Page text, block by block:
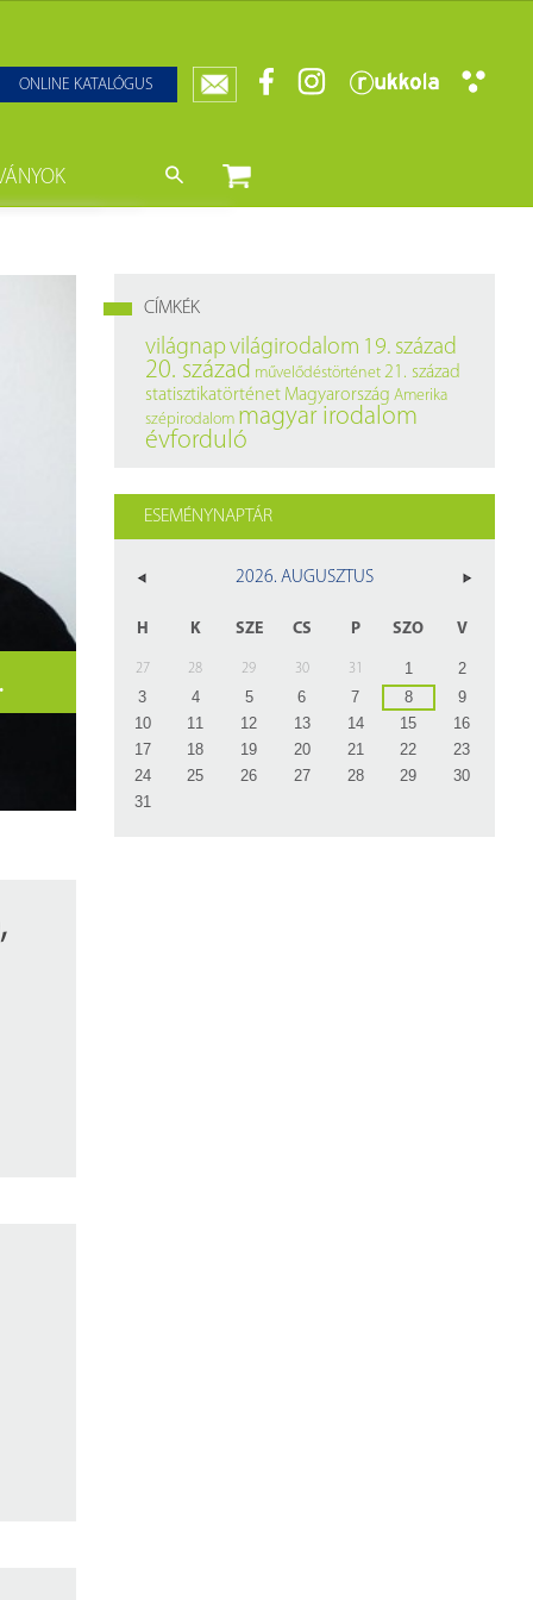
ONLINE KATALÓGUS
CÍMKÉK
világnapvilágirodalom 19. század
20. század művelődéstörténet 21. század
statisztikatörténet Magyarország Amerika
szépirodalom magyar irodalom
évforduló
ESEMÉNYNAPTÁR
2026. AUGUSZTUS
H K SZE CS P SZO V
27 28 29 30 31 1
2
3
4 5 6 7 8
9
10
11 12 13 14 15
16
17
18 19 20 21 22
23
24
25 26 27 28 29
30
31